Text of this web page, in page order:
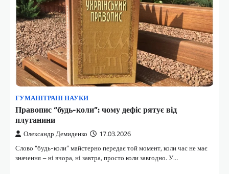
ГУМАНІТРАНІ НАУКИ
Правопис “будь-коли”: чому дефіс рятує від
плутанини
Олександр Демиденко 17.03.2026
Слово “будь-коли” майстерно передає той момент, коли час не має
значення – ні вчора, ні завтра, просто коли завгодно. У…